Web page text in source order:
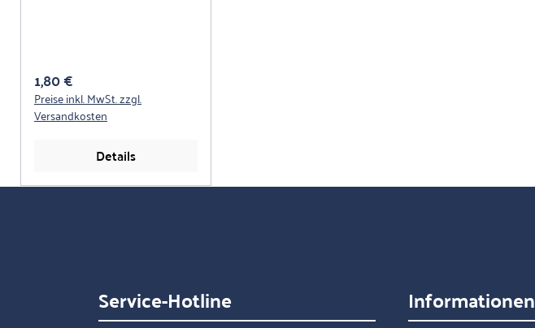
Regulärer Preis:
1,80 €
Preise inkl. MwSt. zzgl.
Versandkosten
Details
Service-Hotline Informationen